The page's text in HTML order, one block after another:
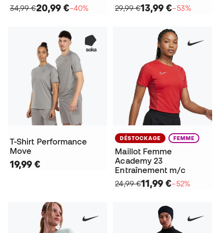
34,99 €20,99 €−40%
29,99 €13,99 €−53%
T-Shirt Performance
Move
19,99 €
DÉSTOCKAGE FEMME
Maillot Femme
Academy 23
Entraînement m/c
24,99 €11,99 €−52%